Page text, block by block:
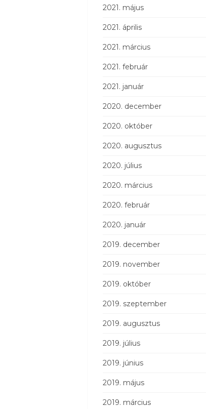
2021. május
2021. április
2021. március
2021. február
2021. január
2020. december
2020. október
2020. augusztus
2020. július
2020. március
2020. február
2020. január
2019. december
2019. november
2019. október
2019. szeptember
2019. augusztus
2019. július
2019. június
2019. május
2019. március